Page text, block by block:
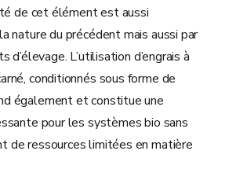
de cet élément est aussi
nature du précédent mais aussi par
d’élevage. L’utilisation d’engrais à
conditionnés sous forme de
également et constitue une
pour les systèmes bio sans
de ressources limitées en matière